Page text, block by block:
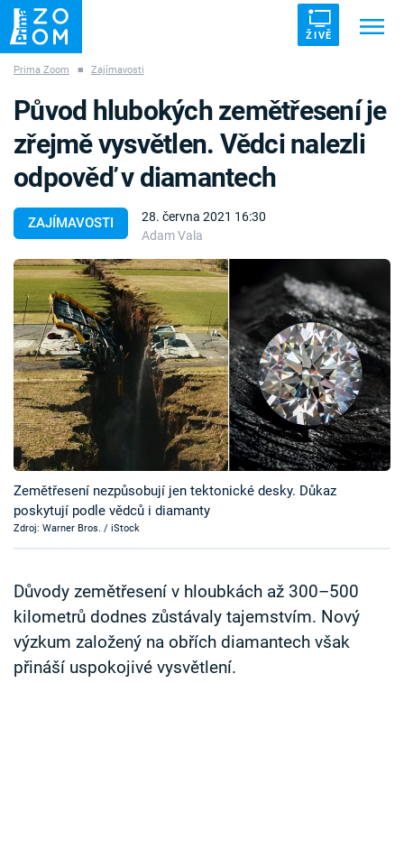
ŽIVĚ
ZÁHADY VETŘELCI DÁVNOVĚKU
Témata
Témata
Pořady
TV Program
Časopis
Sledujte prima+
Přihlášení
Sledujte nás
Prima Zoom ■ Zajímavosti
ZAJÍMAVOSTI
28. června 2021 16:30
Adam Vala
Původ hlubokých zemětřesení je
zřejmě vysvětlen. Vědci nalezli
odpověď v diamantech
Zemětřesení nezpůsobují jen tektonické desky. Důkaz
poskytují podle vědců i diamanty
Zdroj: Warner Bros. / iStock
Důvody zemětřesení v hloubkách až 300–500
kilometrů dodnes zůstávaly tajemstvím. Nový
výzkum založený na obřích diamantech však
přináší uspokojivé vysvětlení.